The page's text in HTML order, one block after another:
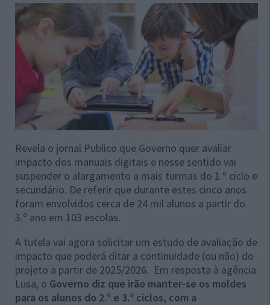
Revela o jornal Publico que Governo quer avaliar
impacto dos manuais digitais e nesse sentido vai
suspender o alargamento a mais turmas do 1.º ciclo e
secundário. De referir que durante estes cinco anos
foram envolvidos cerca de 24 mil alunos a partir do
3.º ano em 103 escolas.
A tutela vai agora solicitar um estudo de avaliação de
impacto que poderá ditar a continuidade (ou não) do
projeto a partir de 2025/2026. Em resposta à agência
Lusa, o Governo diz que irão manter-se os moldes
para os alunos do 2.º e 3.º ciclos, com a